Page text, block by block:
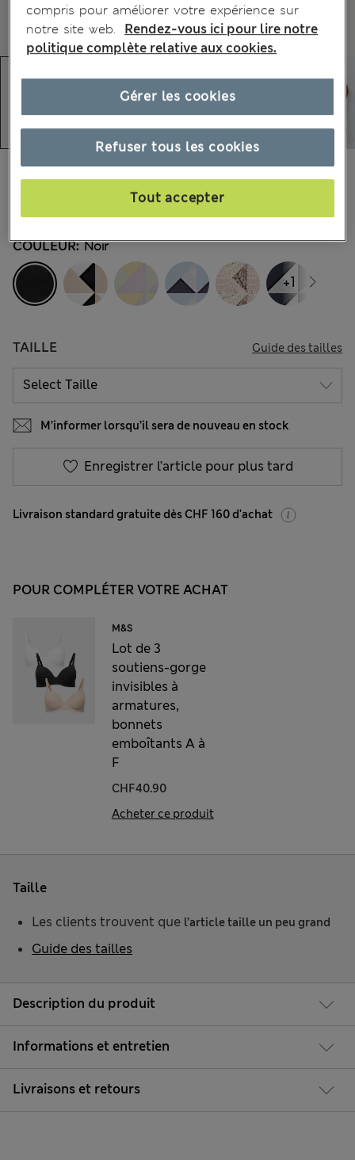
721 les commentaires reçus
CHF14.90
Tous les prix incluent les taxes et les frais de douanes
COULEUR: Noir
TAILLE Guide des tailles
+1
M’informer lorsqu’il sera de nouveau en stock
Enregistrer l’article pour plus tard
Livraison standard gratuite dès CHF 160 d'achat
POUR COMPLÉTER VOTRE ACHAT
M&S
Lot de 3
soutiens-gorge
invisibles à
armatures,
bonnets
emboîtants A à
F
CHF40.90
Acheter ce produit
Description du produit
Informations et entretien
Livraisons et retours
Taille
Les clients trouvent que l’article taille un peu grand
Guide des tailles
compris pour améliorer votre expérience sur
notre site web.
Rendez-vous ici pour lire notre
politique complète relative aux cookies.
Refuser tous les cookies
Tout accepter
Gérer les cookies